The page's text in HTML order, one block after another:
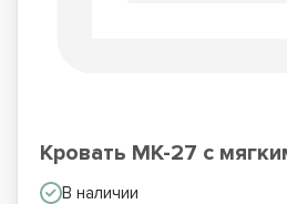
Кровать МК-27 с
В наличии